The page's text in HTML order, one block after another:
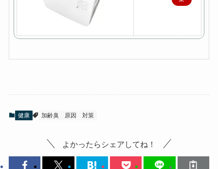
購
健康 加齢臭 原因 対策
よかったらシェアしてね！